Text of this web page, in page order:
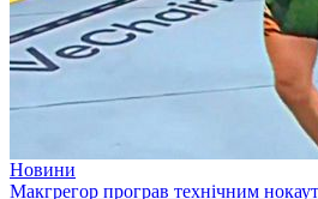
Новини
Макгрегор програв технічним